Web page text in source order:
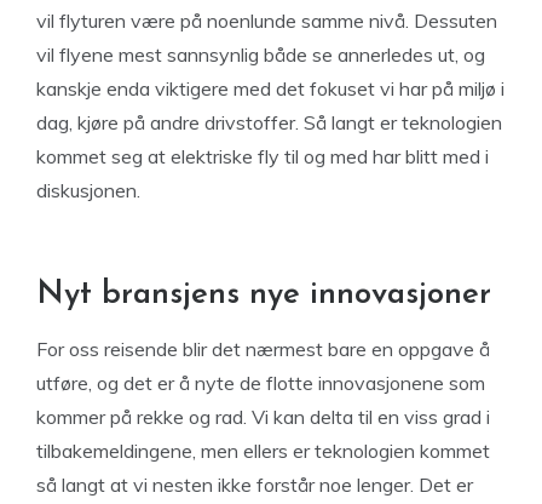
vil flyturen være på noenlunde samme nivå. Dessuten
vil flyene mest sannsynlig både se annerledes ut, og
kanskje enda viktigere med det fokuset vi har på miljø i
dag, kjøre på andre drivstoffer. Så langt er teknologien
kommet seg at elektriske fly til og med har blitt med i
diskusjonen.
Nyt bransjens nye innovasjoner
For oss reisende blir det nærmest bare en oppgave å
utføre, og det er å nyte de flotte innovasjonene som
kommer på rekke og rad. Vi kan delta til en viss grad i
tilbakemeldingene, men ellers er teknologien kommet
så langt at vi nesten ikke forstår noe lenger. Det er